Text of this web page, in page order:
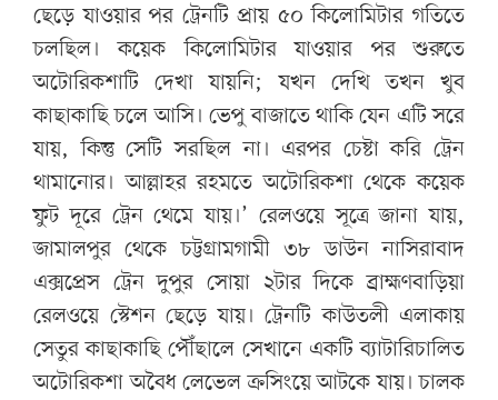
ছেড়ে যাওয়ার পর ট্রেনটি প্রায় ৫০ কিলোমিটার গতিতে
চলছিল। কয়েক কিলোমিটার যাওয়ার পর শুরুতে
অটোরিকশাটি দেখা যায়নি; যখন দেখি তখন খুব
কাছাকাছি চলে আসি। ভেপু বাজাতে থাকি যেন এটি সরে
যায়, কিন্তু সেটি সরছিল না। এরপর চেষ্টা করি ট্রেন
থামানোর। আল্লাহর রহমতে অটোরিকশা থেকে কয়েক
ফুট দূরে ট্রেন থেমে যায়।’ রেলওয়ে সূত্রে জানা যায়,
জামালপুর থেকে চট্টগ্রামগামী ৩৮ ডাউন নাসিরাবাদ
এক্সপ্রেস ট্রেন দুপুর সোয়া ২টার দিকে ব্রাহ্মণবাড়িয়া
রেলওয়ে স্টেশন ছেড়ে যায়। ট্রেনটি কাউতলী এলাকায়
সেতুর কাছাকাছি পৌঁছালে সেখানে একটি ব্যাটারিচালিত
অটোরিকশা অবৈধ লেভেল ক্রসিংয়ে আটকে যায়। চালক